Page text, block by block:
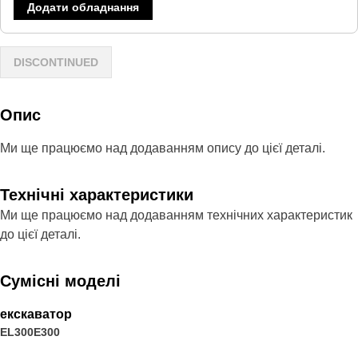
Додати обладнання
DISCONTINUED
Опис
Ми ще працюємо над додаванням опису до цієї деталі.
Технічні характеристики
Ми ще працюємо над додаванням технічних характеристик
до цієї деталі.
Сумісні моделі
екскаватор
EL300E300